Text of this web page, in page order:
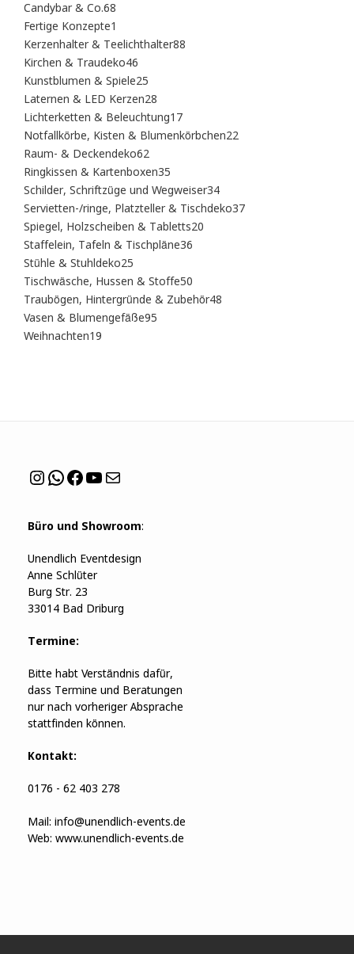
Candybar & Co.68
Fertige Konzepte1
Produkt
Kerzenhalter & Teelichthalter88
Kirchen & Traudeko46
Produkte
Kunstblumen & Spiele25
Produkte
Laternen & LED Kerzen28
Produkte
Lichterketten & Beleuchtung1717
Produkte
Notfallkörbe, Kisten & Blumenkörbchen2222
Raum- & Deckendeko6262
Produkte
Ringkissen & Kartenboxen35
Produkte
Schilder, Schriftzüge und Wegweiser3434
Produkte
Servietten-/ringe, Platzteller & Tischdeko3737
Spiegel, Holzscheiben & Tabletts20
Staffelein, Tafeln & Tischpläne36
Stühle & Stuhldeko25
Produkte
Tischwäsche, Hussen & Stoffe50
Produkte
Traubögen, Hintergründe & Zubehör48
Vasen & Blumengefäße95
Weihnachten19
Instagram
WhatsApp
Facebook
YouTube
Mail
Büro und Showroom:
Unendlich Eventdesign
Anne Schlüter
Burg Str. 23
33014 Bad Driburg
Termine:
Bitte habt Verständnis dafür,
dass Termine und Beratungen
nur nach vorheriger Absprache
stattfinden können.
Kontakt:
0176 - 62 403 278
Mail: info@unendlich-events.de
Web: www.unendlich-events.de